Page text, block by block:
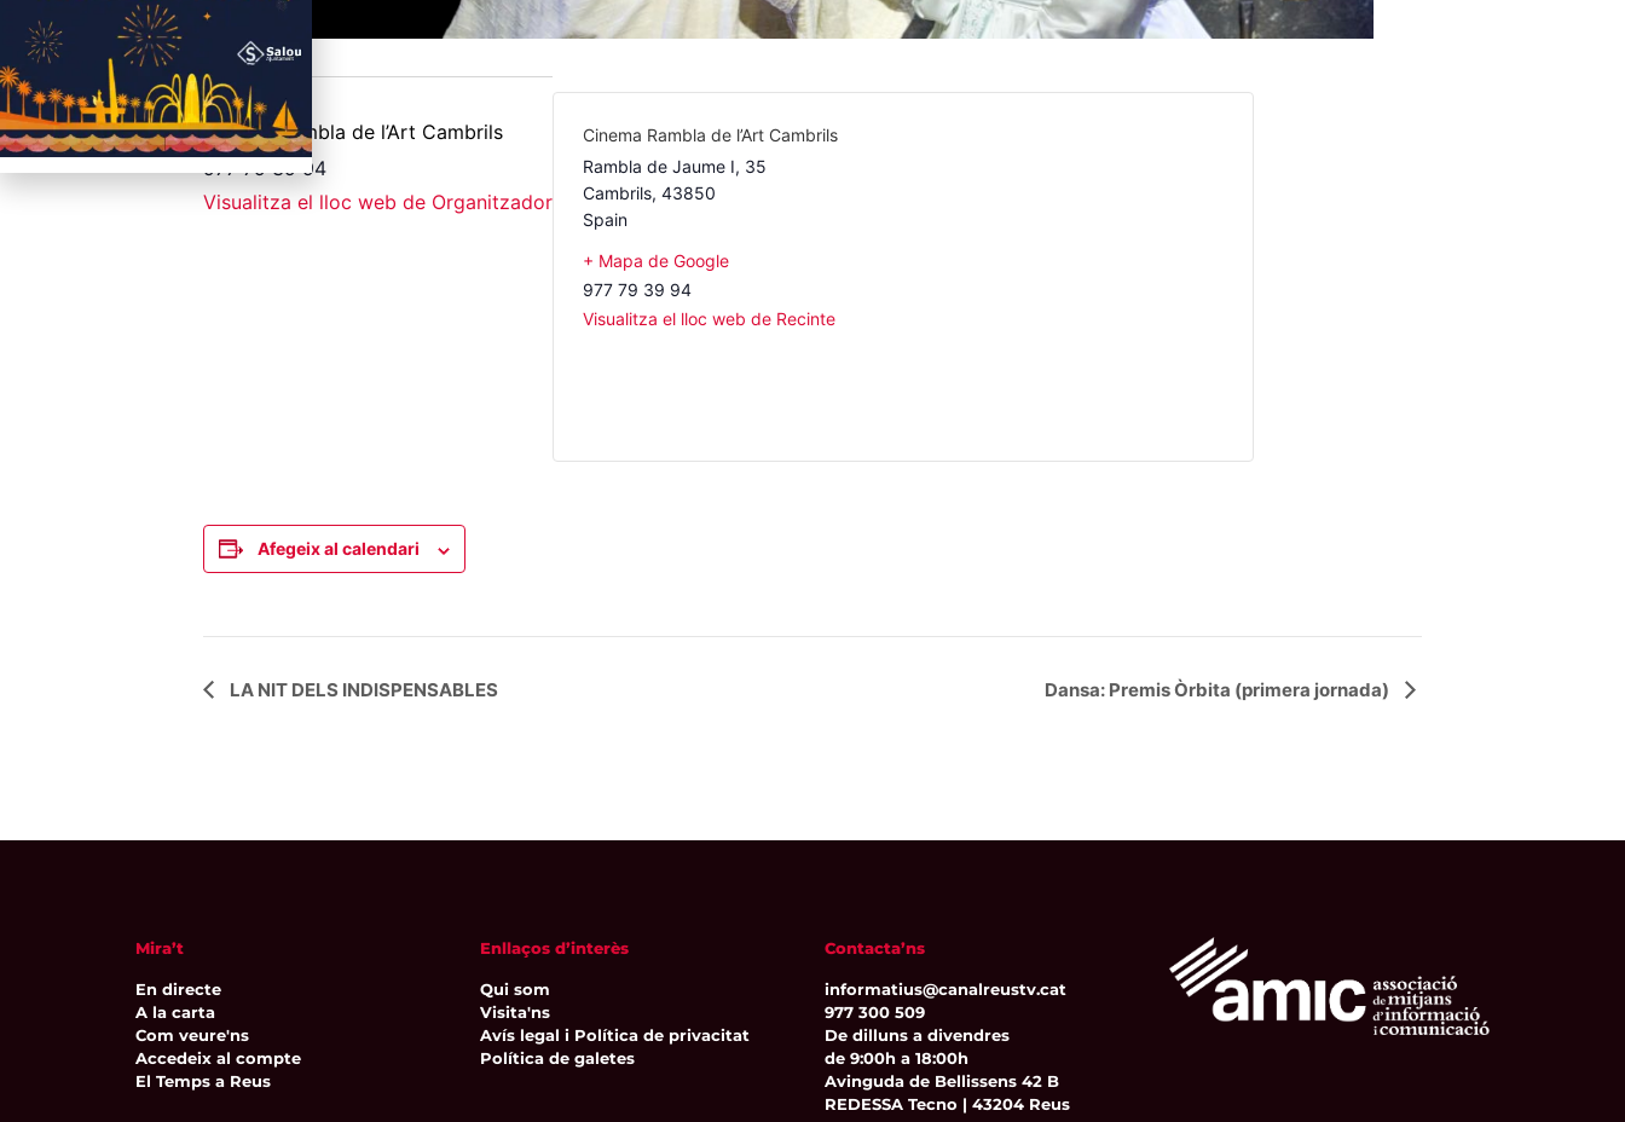
Cinema Rambla de l’Art Cambrils
977 79 39 94
Visualitza el lloc web de Organitzador
Cinema Rambla de l’Art Cambrils
Rambla de Jaume I, 35
Cambrils, 43850
Spain
+ Mapa de Google
977 79 39 94
Visualitza el lloc web de Recinte
Afegeix al calendari
Navegació
LA NIT DELS INDISPENSABLES Dansa: Premis Òrbita (primera jornada)
Mira’t
En directe
A la carta
Com veure'ns
Accedeix al compte
El Temps a Reus
Enllaços d’interès
Qui som
Visita'ns
Avís legal i Política de privacitat
Política de galetes
Contacta’ns
informatius@canalreustv.cat
977 300 509
De dilluns a divendres
de 9:00h a 18:00h
Avinguda de Bellissens 42 B
REDESSA Tecno | 43204 Reus